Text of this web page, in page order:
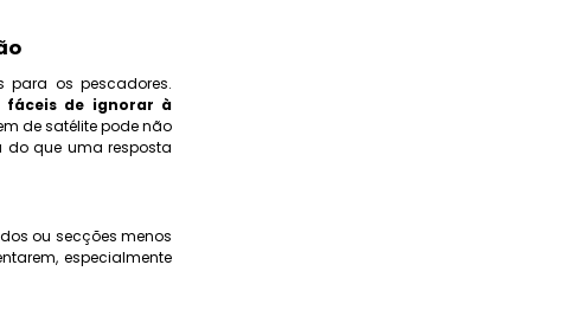
para os pescadores.
fáceis de ignorar à
de satélite pode não
que uma resposta
ou secções menos
especialmente